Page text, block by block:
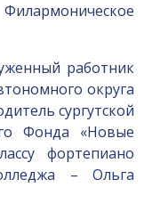
работник
округа
сургутской
Фонда «Новые
фортепиано
– Ольга